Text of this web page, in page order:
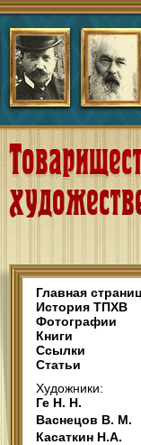
Главная
История ТПХВ
Фотографии
Книги
Ссылки
Статьи
Художники:
Ге Н. Н.
Васнецов В. М.
Касаткин Н.А.